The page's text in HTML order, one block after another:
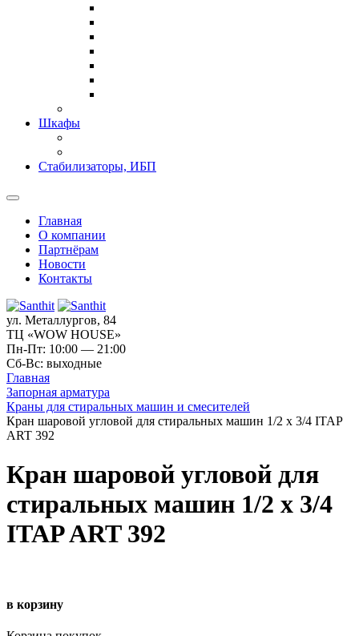
Шкафы
Стабилизаторы, ИБП
Главная
О компании
Партнёрам
Новости
Контакты
ул. Металлургов, 84
ТЦ «WOW HOUSE»
Пн-Пт: 10:00 — 21:00
Сб-Вс: выходные
Главная
Запорная арматура
Краны для стиральных машин и смесителей
Кран шаровой угловой для стиральных машин 1/2 х 3/4 ITAP
ART 392
Кран шаровой угловой для
стиральных машин 1/2 х 3/4
ITAP ART 392
в корзину